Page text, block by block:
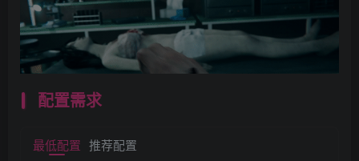
配置需求
最低配置 推荐配置